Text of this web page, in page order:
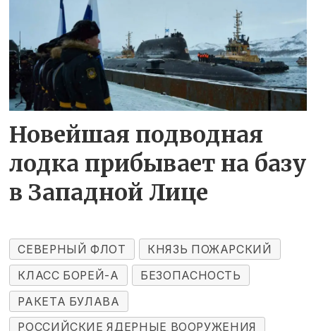
Новейшая подводная
лодка прибывает на базу
в Западной Лице
СЕВЕРНЫЙ ФЛОТ
КНЯЗЬ ПОЖАРСКИЙ
КЛАСС БОРЕЙ-А
БЕЗОПАСНОСТЬ
РАКЕТА БУЛАВА
РОССИЙСКИЕ ЯДЕРНЫЕ ВООРУЖЕНИЯ